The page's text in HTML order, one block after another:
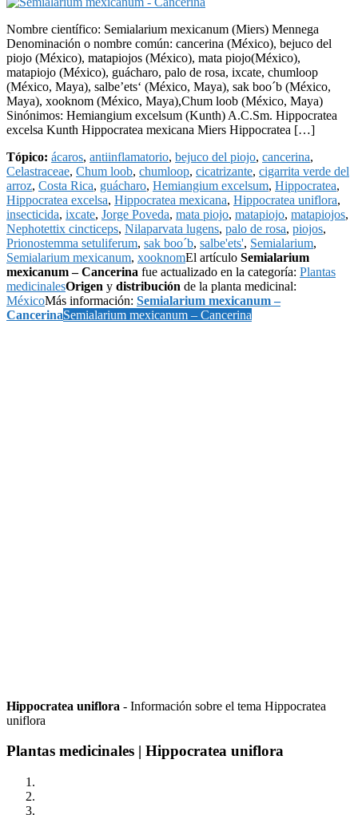
Nombre científico: Semialarium mexicanum (Miers) Mennega
Denominación o nombre común: cancerina (México), bejuco del
piojo (México), matapiojos (México), mata piojo(México),
matapiojo (México), guácharo, palo de rosa, ixcate, chumloop
(México, Maya), salbe’ets‘ (México, Maya), sak boo´b (México,
Maya), xooknom (México, Maya),Chum loob (México, Maya)
Sinónimos: Hemiangium excelsum (Kunth) A.C.Sm. Hippocratea
excelsa Kunth Hippocratea mexicana Miers Hippocratea […]
Tópico: ácaros, antiinflamatorio, bejuco del piojo, cancerina,
Celastraceae, Chum loob, chumloop, cicatrizante, cigarrita verde del
arroz, Costa Rica, guácharo, Hemiangium excelsum, Hippocratea,
Hippocratea excelsa, Hippocratea mexicana, Hippocratea uniflora,
insecticida, ixcate, Jorge Poveda, mata piojo, matapiojo, matapiojos,
Nephotettix cincticeps, Nilaparvata lugens, palo de rosa, piojos,
Prionostemma setuliferum, sak boo´b, salbe'ets', Semialarium,
Semialarium mexicanum, xooknomEl artículo Semialarium
mexicanum – Cancerina fue actualizado en la categoría: Plantas
medicinalesOrigen y distribución de la planta medicinal:
MéxicoMás información: Semialarium mexicanum –
CancerinaSemialarium mexicanum – Cancerina
Hippocratea uniflora - Información sobre el tema Hippocratea
uniflora
Plantas medicinales | Hippocratea uniflora